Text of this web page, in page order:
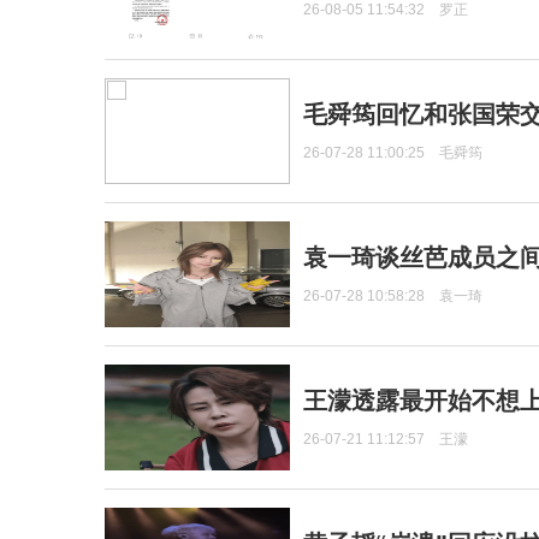
26-08-05 11:54:32 罗正
毛舜筠回忆和张国荣
26-07-28 11:00:25 毛舜筠
袁一琦谈丝芭成员之
26-07-28 10:58:28 袁一琦
王濛透露最开始不想
26-07-21 11:12:57 王濛